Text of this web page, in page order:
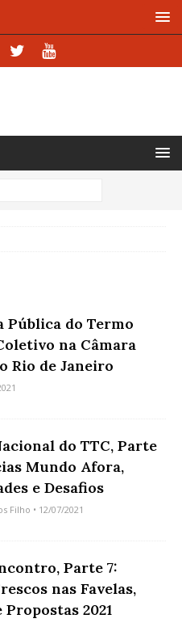
Pública do Termo
na Câmara
Rio de Janeiro
do TTC, Parte
Mundo Afora,
e Desafios
Filho • 12/07/2021
Parte 7:
nas Favelas,
Propostas 2021